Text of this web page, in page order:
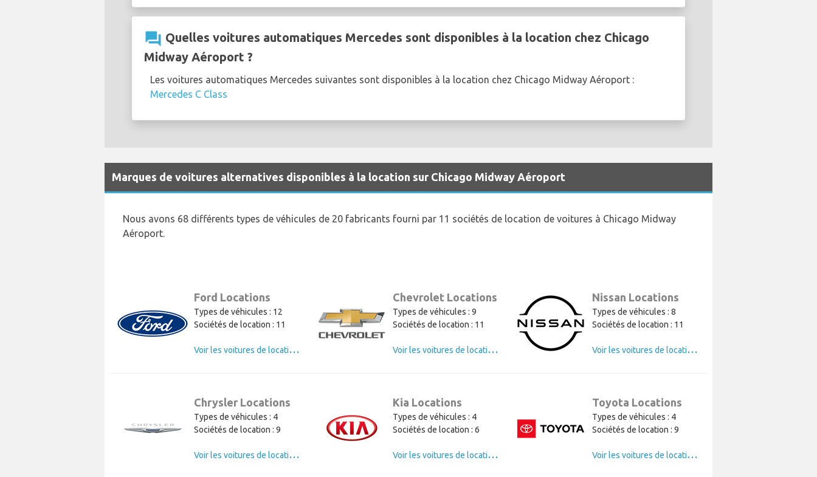
question_answer Quelles voitures automatiques Mercedes sont disponibles à la location chez Chicago
Midway Aéroport ?
Les voitures automatiques Mercedes suivantes sont disponibles à la location chez Chicago Midway Aéroport :
Mercedes C Class
Marques de voitures alternatives disponibles à la location sur Chicago Midway Aéroport
Nous avons 68 différents types de véhicules de 20 fabricants fourni par 11 sociétés de location de voitures à Chicago Midway
Aéroport.
Ford Locations
Types de véhicules : 12
Sociétés de location : 11
V
oir les voitures de location de Ford
Chevrolet Locations
Types de véhicules : 9
Sociétés de location : 11
V
oir les voitures de location de Chevrolet
Nissan Locations
Types de véhicules : 8
Sociétés de location : 11
V
oir les voitures de location de Nissan
Chrysler Locations
Types de véhicules : 4
Sociétés de location : 9
V
oir les voitures de location de Chrysler
Kia Locations
Types de véhicules : 4
Sociétés de location : 6
V
oir les voitures de location de Kia
Toyota Locations
Types de véhicules : 4
Sociétés de location : 9
V
oir les voitures de location de Toyota